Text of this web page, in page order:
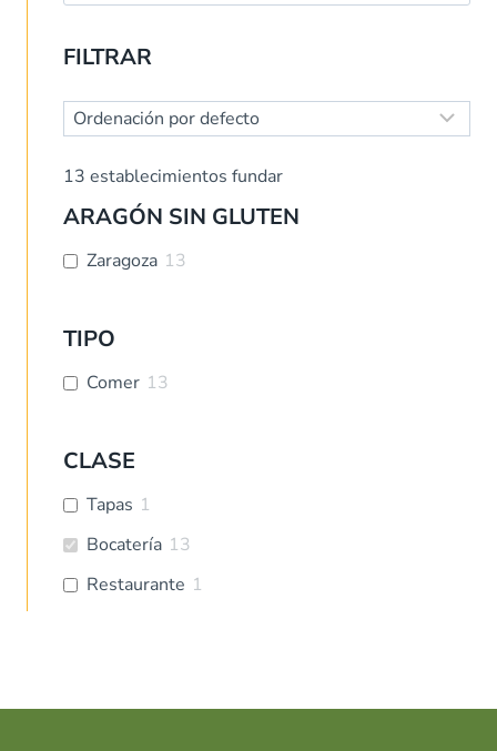
Buscar
FILTRAR
13 establecimientos fundar
ARAGÓN SIN GLUTEN
Zaragoza 13
TIPO
Comer 13
CLASE
Tapas 1
Bocatería 13
Restaurante 1